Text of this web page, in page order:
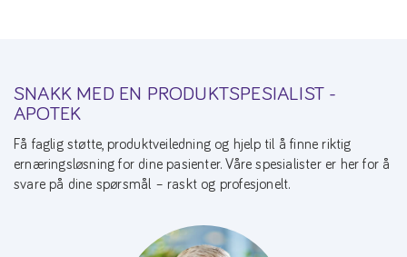
SNAKK MED EN PRODUKTSPESIALIST -
APOTEK
Få faglig støtte, produktveiledning og hjelp til å finne riktig
ernæringsløsning for dine pasienter. Våre spesialister er her for å
svare på dine spørsmål – raskt og profesjonelt.